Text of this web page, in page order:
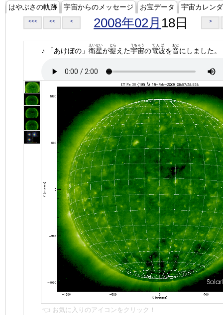
はやぶさの軌跡 宇宙からのメッセージ お宝データ 宇宙カレン
<<< << < 2008年02月 18日 >
♪ 「あけぼの」 衛星
えいせい
が捉
とら
えた宇宙
うちゅう
の電波
でんぱ
を音
おと
にしました。
👈 お気に入りのアイコンをクリック！